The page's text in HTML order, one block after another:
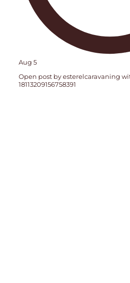
Aug 5
Open post by esterelcaravaning
18113209156758391